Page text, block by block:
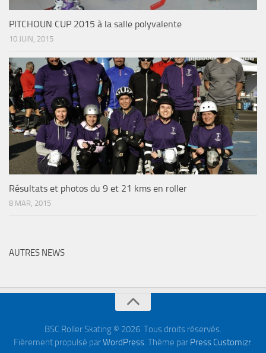
PITCHOUN CUP 2015 à la salle polyvalente
10 JUIN, 2015
Résultats et photos du 9 et 21 kms en roller
8 MAR, 2015
AUTRES NEWS
BSC Roller Skating © 2026. Tous droits réservés.
Fièrement propulsé parWordPress. Thème par Press Customizr.